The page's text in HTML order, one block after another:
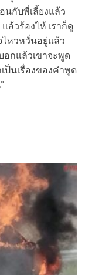
กับพี่เลี้ยงแล้ว
ล้วร้องไห้ เราก็ดู
ไหวหวั่นอยู่แล้ว
อกแล้วเขาจะพูด
ป็นเรื่องของคำพูด